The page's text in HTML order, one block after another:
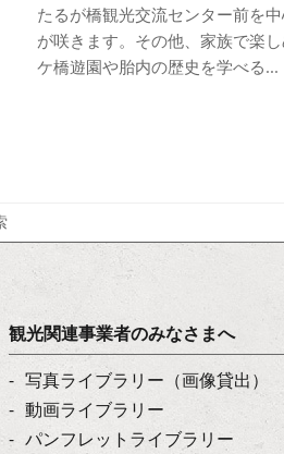
たるが橋観光交流センター前を
が咲きます。その他、家族で楽
ケ橋遊園や胎内の歴史を学べる...
観光関連事業者のみなさまへ
写真ライブラリー（画像貸出）
動画ライブラリー
パンフレットライブラリー